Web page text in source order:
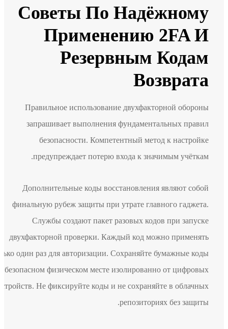
Советы По Надёжному
Применению 2FA И
Резервным Кодам
Возврата
Правильное использование двухфакторной обороны
запрашивает выполнения фундаментальных правил
безопасности. Компетентный метод к настройке
предупреждает потерю входа к значимым учёткам.
Дополнительные коды восстановления являют собой
финальную рубеж защиты при утрате главного гаджета.
Службы создают пакет разовых кодов при запуске
двухфакторной проверки. Каждый код можно применять
только один раз для авторизации. Сохраняйте бумажные коды
в безопасном физическом месте изолированно от цифровых
устройств. Не фиксируйте коды и не сохраняйте в облачных
репозиториях без защиты.